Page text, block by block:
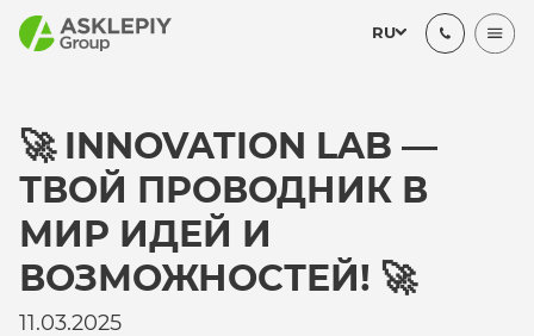
RU
🚀 INNOVATION LAB —
ТВОЙ ПРОВОДНИК В
МИР ИДЕЙ И
ВОЗМОЖНОСТЕЙ! 🚀
11.03.2025